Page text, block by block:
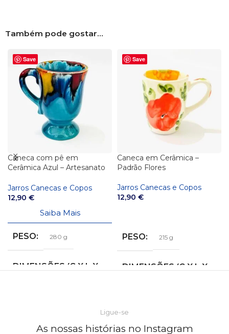
Também pode gostar…
Save
Caneca em Cerâmica –
Padrão Limões
Jarros Canecas e Copos
12,90 €
Saiba Mais
PESO 215 g
DIMENSÕES (C X L X
Save
Caneca em Cerâmica –
Padrão Melancia
Jarros Canecas e Copos
12,90 €
PESO 215 g
DIMENSÕES (C X L X
Ligue-se
As nossas histórias no Instagram